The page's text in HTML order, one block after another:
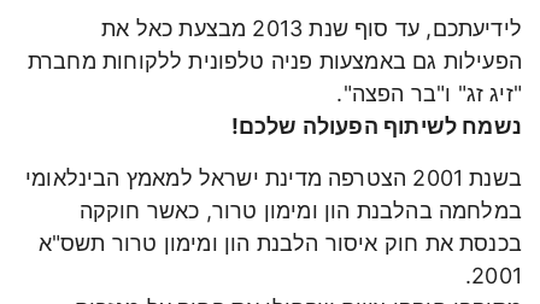
לידיעתכם, עד סוף שנת 2013 מבצעת כאל את
הפעילות גם באמצעות פניה טלפונית ללקוחות מחברת
"זיג זג" ו"בר הפצה".
נשמח לשיתוף הפעולה שלכם!
בשנת 2001 הצטרפה מדינת ישראל למאמץ הבינלאומי
במלחמה בהלבנת הון ומימון טרור, כאשר חוקקה
בכנסת את חוק איסור הלבנת הון ומימון טרור תשס"א
2001.